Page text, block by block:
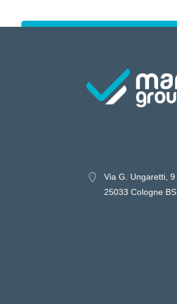
Via G. Ungaretti, 9
25033 Cologne BS